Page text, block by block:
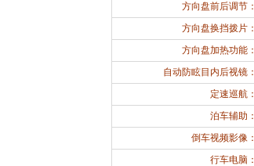
方向盘前后调节：
方向盘换挡拨片：
方向盘加热功能：
自动防眩目内后视镜：
定速巡航：
泊车辅助：
倒车视频影像：
行车电脑：